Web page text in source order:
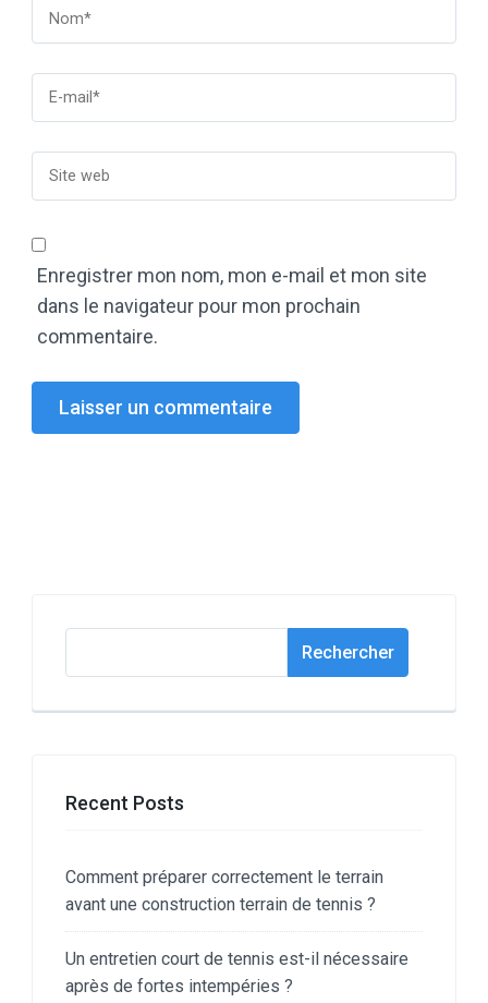
Enregistrer mon nom, mon e-mail et mon site
dans le navigateur pour mon prochain
commentaire.
Rechercher
Recent Posts
Comment préparer correctement le terrain
avant une construction terrain de tennis ?
Un entretien court de tennis est-il nécessaire
après de fortes intempéries ?